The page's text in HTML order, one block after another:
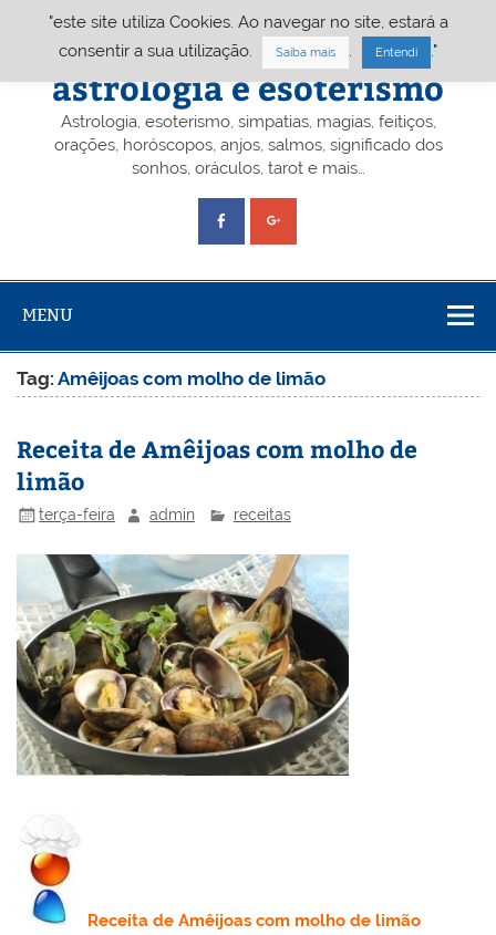
Portal A&E – Portal
astrologia e esoterismo
Astrologia, esoterismo, simpatias, magias, feitiços,
orações, horóscopos, anjos, salmos, significado dos
sonhos, oráculos, tarot e mais…
MENU
Tag:Amêijoas com molho de limão
Receita de Amêijoas com molho de
limão
terça-feira admin receitas
Receitade Amêijoas com molho de limão
"este site utiliza Cookies. Ao navegar no site, estará a
consentir a sua utilização.
Saiba mais Entendi ."